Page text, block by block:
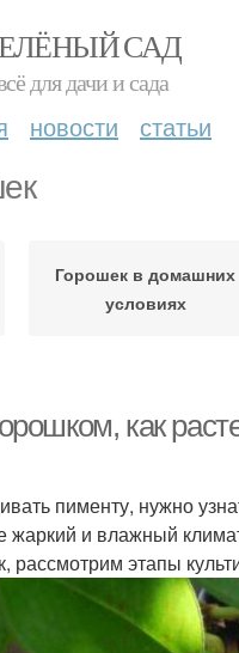
САД
для дачи и сада
новости статьи
Горошек в домашних
условиях
как
пименту, нужно
и влажный
рассмотрим этапы